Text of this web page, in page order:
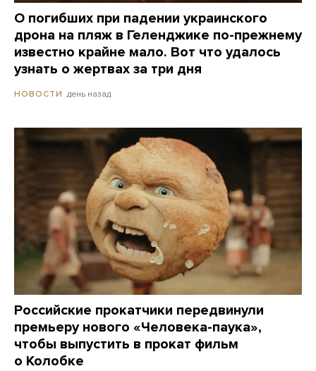
О погибших при падении украинского
дрона на пляж в Геленджике по-прежнему
известно крайне мало. Вот что удалось
узнать о жертвах за три дня
НОВОСТИ день назад
Российские прокатчики передвинули
премьеру нового «Человека-паука»,
чтобы выпустить в прокат фильм
о Колобке